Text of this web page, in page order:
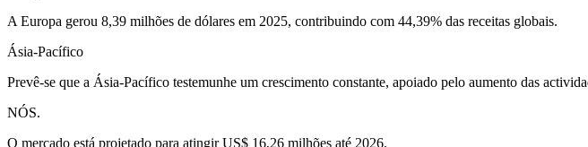
A Europa gerou 8,39 milhões de dólares em 2025, contribuindo com 44,39% das receitas globais.
Ásia-Pacífico
Prevê-se que a Ásia-Pacífico testemunhe um crescimento constante, apoiado pelo aumento das
NÓS.
O mercado está projetado para atingir US$ 16,26 milhões até 2026.